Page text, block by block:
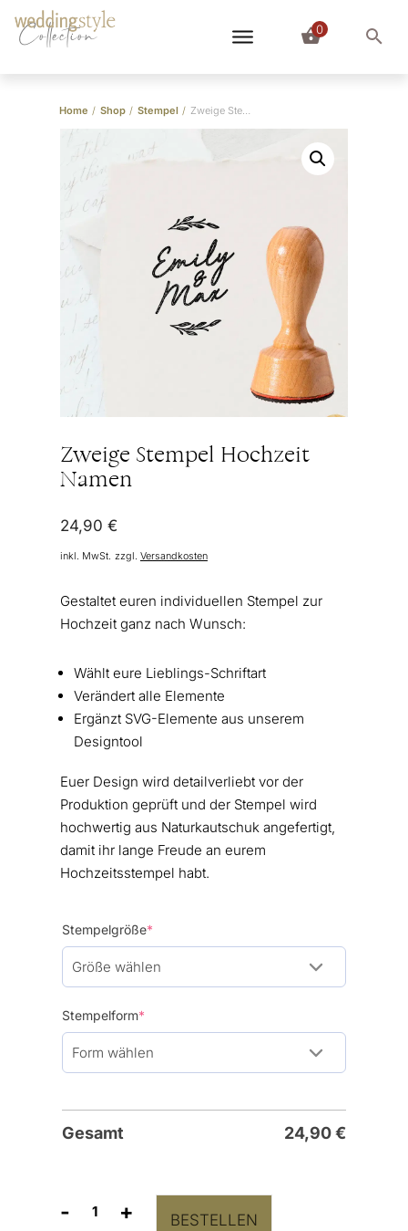
Collection 0
Home / Shop / Stempel / Zweige Stempel Hochzeit Namen
Zweige Stempel Hochzeit
Namen
24,90 €
inkl. MwSt. zzgl. Versandkosten
Gestaltet euren individuellen Stempel zur
Hochzeit ganz nach Wunsch:
Wählt eure Lieblings-Schriftart
Verändert alle Elemente
Ergänzt SVG-Elemente aus unserem
Designtool
Euer Design wird detailverliebt vor der
Produktion geprüft und der Stempel wird
hochwertig aus Naturkautschuk angefertigt,
damit ihr lange Freude an eurem
Hochzeitsstempel habt.
Stempelgröße*(required)
Stempelform*(required)
Gesamt 24,90€
-
Zweige
+ BESTELLEN